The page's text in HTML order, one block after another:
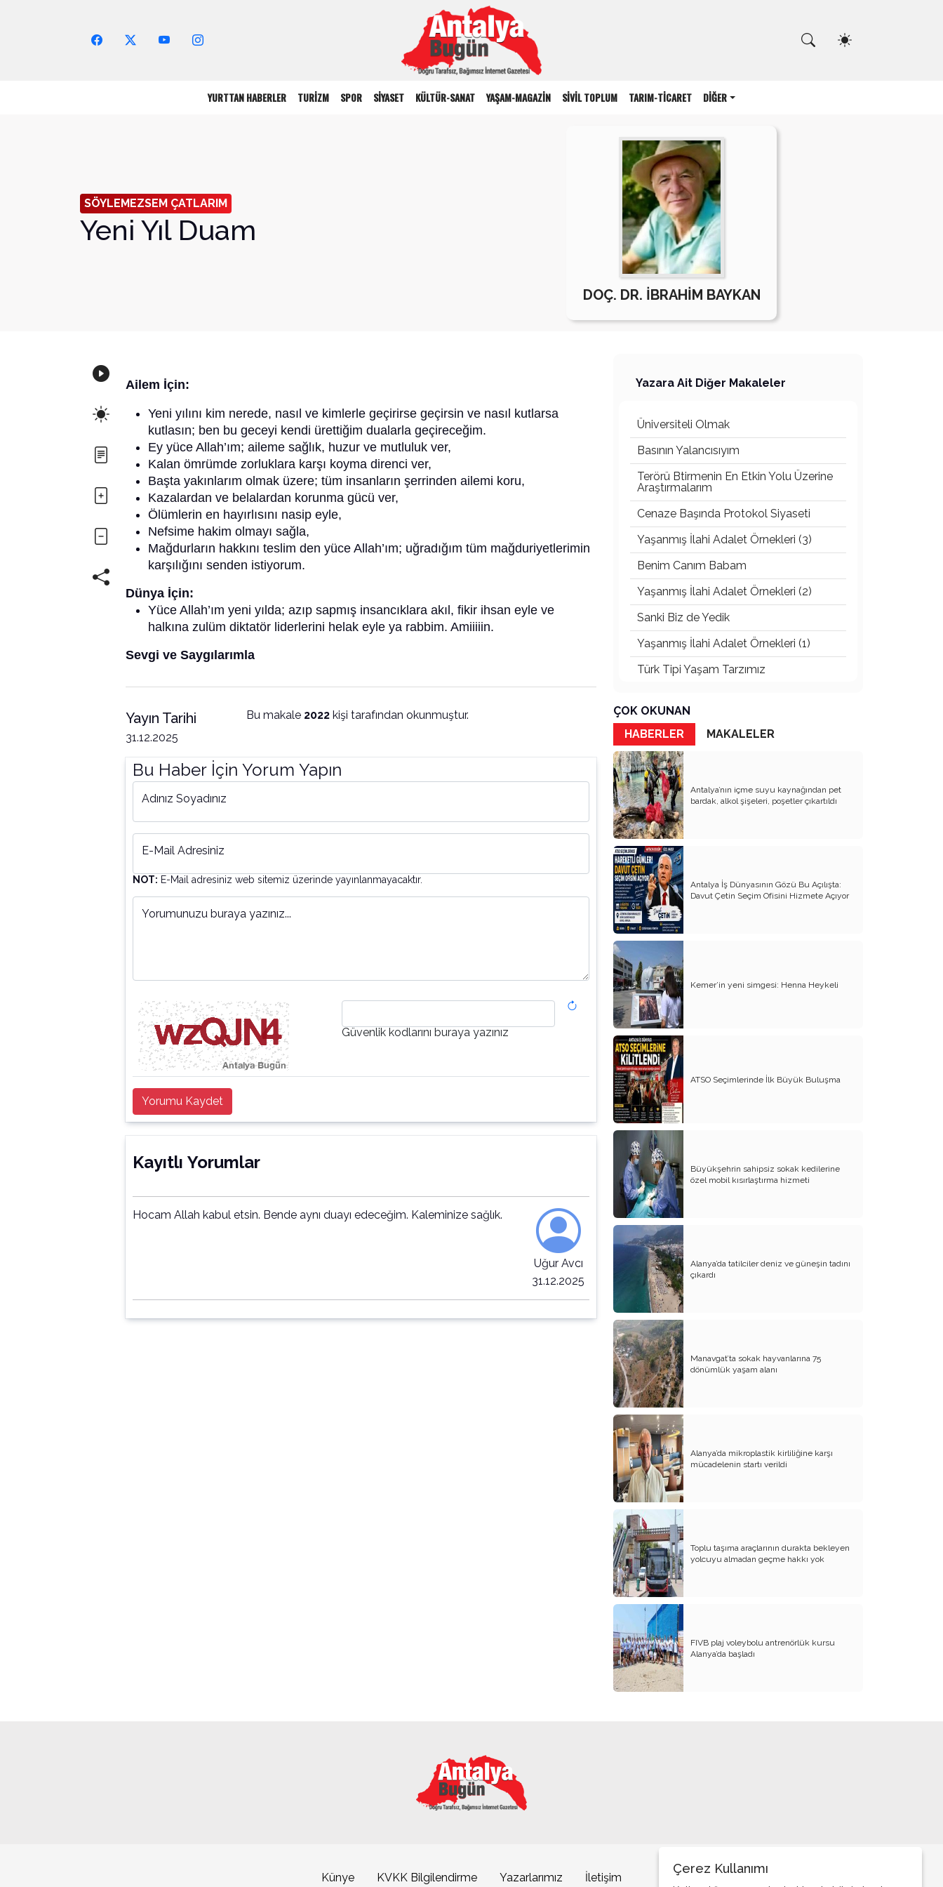
YURTTAN HABERLER TURİZM SPOR SİYASET KÜLTÜR-SANAT YAŞAM-MAGAZİN SİVİL TOPLUM TARIM-TİCARET DİĞER
SÖYLEMEZSEM ÇATLARIM
Yeni Yıl Duam
DOÇ. DR. İBRAHİM BAYKAN
Ailem İçin:
Yeni yılını kim nerede, nasıl ve kimlerle geçirirse geçirsin ve nasıl kutlarsa
kutlasın; ben bu geceyi kendi ürettiğim dualarla geçireceğim.
Ey yüce Allah’ım; aileme sağlık, huzur ve mutluluk ver,
Kalan ömrümde zorluklara karşı koyma direnci ver,
Başta yakınlarım olmak üzere; tüm insanların şerrinden ailemi koru,
Kazalardan ve belalardan korunma gücü ver,
Ölümlerin en hayırlısını nasip eyle,
Nefsime hakim olmayı sağla,
Mağdurların hakkını teslim den yüce Allah’ım; uğradığım tüm mağduriyetlerimin
karşılığını senden istiyorum.
Dünya İçin:
Yüce Allah’ım yeni yılda; azıp sapmış insancıklara akıl, fikir ihsan eyle ve
halkına zulüm diktatör liderlerini helak eyle ya rabbim. Amiiiiin.
Sevgi ve Saygılarımla
Yayın Tarihi
31.12.2025
Bu makale 2022kişi tarafından okunmuştur.
Bu Haber İçin Yorum Yapın
Adınız Soyadınız
E-Mail Adresiniz
NOT: E-Mail adresiniz web sitemiz üzerinde yayınlanmayacaktır.
Yorumunuzu buraya yazınız...
Güvenlik kodlarını buraya yazınız
Yorumu Kaydet
Kayıtlı Yorumlar
Hocam Allah kabul etsin. Bende aynı duayı edeceğim. Kaleminize sağlık.
Uğur Avcı
31.12.2025
Yazara Ait Diğer Makaleler
Üniversiteli Olmak
Basının Yalancısıyım
Terörü Btirmenin En Etkin Yolu Üzerine
Araştırmalarım
Cenaze Başında Protokol Siyaseti
Yaşanmış İlahi Adalet Örnekleri (3)
Benim Canım Babam
Yaşanmış İlahi Adalet Örnekleri (2)
Sanki Biz de Yedik
Yaşanmış İlahi Adalet Örnekleri (1)
Türk Tipi Yaşam Tarzımız
Katil Ağaçlar
Keşke Herkes Sevdiği ve İyi Bildiği İşi
Yapsa
Veda Mektubum
Avm’ler Sinek Avlıyor
Hangi Gazetecilerin Günü?
Çok Para, Çok Bela
Geçen Yıldan Akılda Kalanlar
Çağımızın Hastalığı Madde Bağımlılığı
Yürek Burkan İsyanlarım
Organ Nakli ve Bağışı Hakkında
Görüşlerim
Suyumuz Isınıyor Haberiniz Olsun!!
Sözde Kadın Hakları Günü
Engellilerimize Engel Olmayalım
Öğretmenler Günü ve Eğitim
Sistemimiz
Kreşten Üniversiteye Tavsiyelerim
Binalar ve Zinalar
Altın Takı Mağdurları
Protokol
Modifiye Kadınlar
Evliliğin Anatomisi
Diyanet İşleri Hallet Şu İşleri
Mezarcı Hikmet’in Yürek Burkan Hayat
Hikayesi
Neşet Ertaş’ın Anısına
Canım Yurdum İnsanları - 1
Bu Yazım Sözde Değil Özde
Müslüman Olan Ülkeler İçindir!!
Aileme Duyduğum Özlem
Kırtasiye Vurgunu
Dijital Çağın Çocukları
Sıcak, Sıcak Çok Sıcak !!
FİKRET OTYAM’IN ANISINA
BİZDE KAÇ ROWAN VAR ACABA?
SANA NE!!
KADIN CİNAYETLERİNE FARKLI BİR
BAKIŞ
SUYUMUZ ISINIYOR
ARKANA MUKAYYET OLACAKSIN
ANNEM TERZİ DİLBER
ÇOK OKUNAN
HABERLER
MAKALELER
Antalya’nın içme suyu kaynağından pet
bardak, alkol şişeleri, poşetler çıkartıldı
Antalya İş Dünyasının Gözü Bu Açılışta:
Davut Çetin Seçim Ofisini Hizmete Açıyor
Kemer’in yeni simgesi: Henna Heykeli
ATSO Seçimlerinde İlk Büyük Buluşma
Büyükşehrin sahipsiz sokak kedilerine
özel mobil kısırlaştırma hizmeti
Alanya’da tatilciler deniz ve güneşin tadını
çıkardı
Manavgat’ta sokak hayvanlarına 75
dönümlük yaşam alanı
Alanya’da mikroplastik kirliliğine karşı
mücadelenin startı verildi
Toplu taşıma araçlarının durakta bekleyen
yolcuyu almadan geçme hakkı yok
FIVB plaj voleybolu antrenörlük kursu
Alanya’da başladı
Künye KVKK Bilgilendirme Yazarlarımız İletişim
Çerez Kullanımı
Arama Yap!